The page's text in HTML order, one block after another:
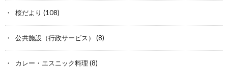
桜だより (108)
公共施設（行政サービス） (8)
カレー・エスニック料理 (8)